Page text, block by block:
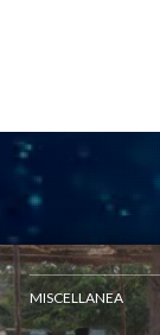
MISCELLANEA